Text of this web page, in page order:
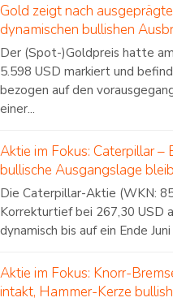
Gold zeigt nach
dynamischen bullishen
Der (Spot-)Goldpreis hatte
5.598 USD markiert und
bezogen auf den
einer...
Aktie im Fokus: Caterpillar –
bullische Ausgangslage
Die Caterpillar-Aktie (WKN:
Korrekturtief bei 267,30 USD
dynamisch bis auf ein Ende Juni
Aktie im Fokus: Knorr-
intakt, Hammer-Kerze bullish